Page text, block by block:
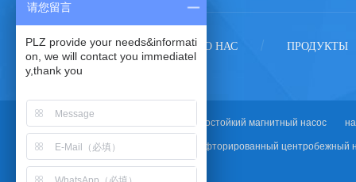
ГЛАВНАЯ / О НАС / ПРОДУКТЫ
Горячие Теги : коррозионностойкий магнитный насос
перфторированный центробежный
请您留言
PLZ provide your needs&informati
on, we will contact you immediatel
y,thank you